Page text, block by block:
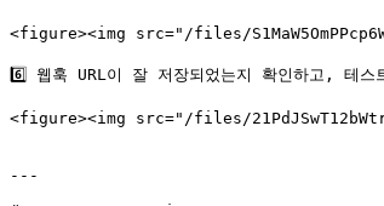
<figure><img src="/files/
6️⃣ 웹훅 URL이 잘 저장되었는지 확인하고, 테스
<figure><img src="/files/
---